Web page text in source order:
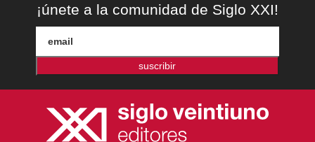
¡únete a la comunidad de Siglo XXI!
suscribir